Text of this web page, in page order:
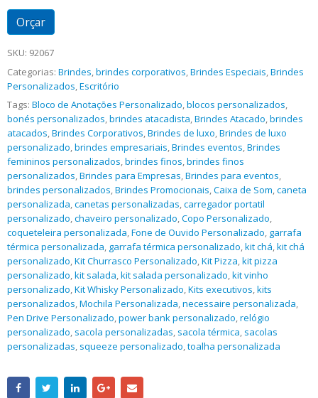
Orçar
SKU: 92067
Categorias: Brindes,brindes corporativos,Brindes Especiais,Brindes
Personalizados,Escritório
Tags: Bloco de Anotações Personalizado,blocos personalizados,
bonés personalizados,brindes atacadista,Brindes Atacado,brindes
atacados,Brindes Corporativos,Brindes de luxo,Brindes de luxo
personalizado,brindes empresariais,Brindes eventos,Brindes
femininos personalizados,brindes finos,brindes finos
personalizados,Brindes para Empresas,Brindes para eventos,
brindes personalizados,Brindes Promocionais,Caixa de Som,caneta
personalizada,canetas personalizadas,carregador portatil
personalizado,chaveiro personalizado,Copo Personalizado,
coqueteleira personalizada,Fone de Ouvido Personalizado, garrafa
térmica personalizada, garrafa térmica personalizado,kit chá,kit chá
personalizado,Kit Churrasco Personalizado,Kit Pizza,kit pizza
personalizado,kit salada,kit salada personalizado,kit vinho
personalizado,Kit Whisky Personalizado,Kits executivos,kits
personalizados,Mochila Personalizada,necessaire personalizada,
Pen Drive Personalizado,power bank personalizado,relógio
personalizado, sacola personalizadas, sacola térmica, sacolas
personalizadas, squeeze personalizado,toalha personalizada